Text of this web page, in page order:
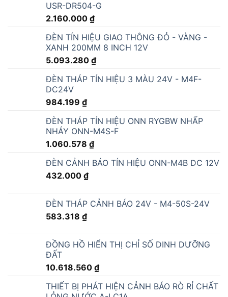
ĐÈN TÍN HIỆU GIAO THÔNG ĐỎ - VÀNG -
XANH 200MM 8 INCH 12V
5.093.280₫
ĐÈN THÁP TÍN HIỆU 3 MÀU 24V - M4F-
DC24V
984.199₫
ĐÈN THÁP TÍN HIỆU ONN RYGBW NHẤP
NHÁY ONN-M4S-F
1.060.578 ₫
ĐÈN CẢNH BÁO TÍN HIỆU ONN-M4B DC 12V
432.000₫
ĐÈN THÁP CẢNH BÁO 24V - M4-50S-24V
ĐỒNG HỒ HIỂN THỊ CHỈ SỐ DINH DƯỠNG
10.618.560₫
THIẾT BỊ PHÁT HIỆN CẢNH BÁO RÒ RỈ CHẤT
LỎNG NƯỚC A-LC1A
3.780.000₫